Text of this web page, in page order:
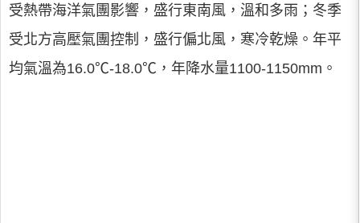
受熱帶海洋氣團影響，盛行東南風，溫和多雨；冬季
受北方高壓氣團控制，盛行偏北風，寒冷乾燥。年平
均氣溫為16.0℃-18.0℃，年降水量1100-1150mm。